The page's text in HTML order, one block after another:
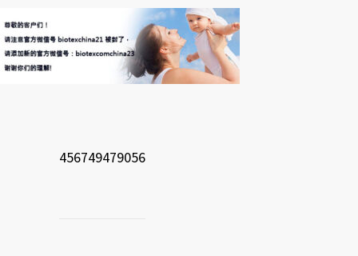
456749479056